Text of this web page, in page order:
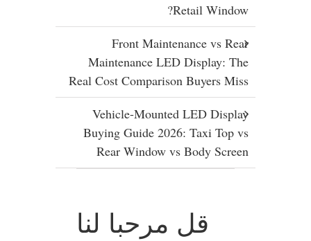
Retail Window?
Front Maintenance vs Rear
Maintenance LED Display: The
Real Cost Comparison Buyers Miss
Vehicle-Mounted LED Display
Buying Guide 2026: Taxi Top vs
Rear Window vs Body Screen
قل مرحبا لنا